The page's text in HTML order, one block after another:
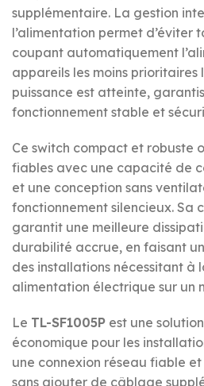
supplémentaire. La gestion
l’alimentation permet d’éviter
coupant automatiquement
appareils les moins prioritaires
puissance est atteinte,
fonctionnement stable et
Ce switch compact et robuste
fiables avec une capacité de
et une conception sans
fonctionnement silencieux. Sa
garantit une meilleure
durabilité accrue, en faisant
des installations nécessitant à
alimentation électrique sur un
Le TL-SF1005P est une
économique pour les
une connexion réseau fiable
sans ajouter de câblage